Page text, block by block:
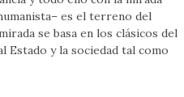
es el terreno del
se basa en los clásicos del
Estado y la sociedad tal como